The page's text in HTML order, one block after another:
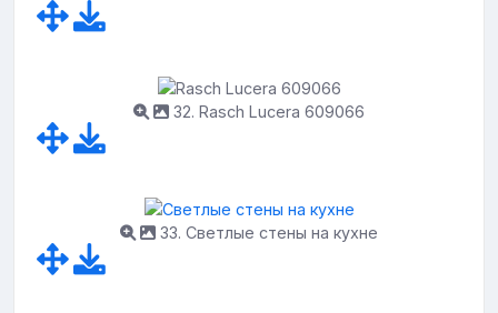
32. Rasch Lucera 609066
33. Светлые стены на кухне